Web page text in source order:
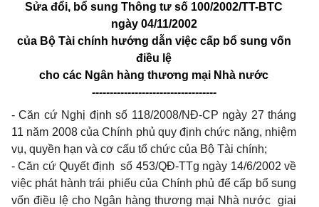
Sửa đổi, bổ sung Thông tư số 100/2002/TT-BTC
ngày 04/11/2002
của Bộ Tài chính hướng dẫn việc cấp bổ sung vốn
điều lệ
cho các Ngân hàng thương mại Nhà nước
-----------------------------------
- Căn cứ Nghị định số 118/2008/NĐ-CP ngày 27 tháng
11 năm 2008 của Chính phủ quy định chức năng, nhiệm
vụ, quyền hạn và cơ cấu tổ chức của Bộ Tài chính;
- Căn cứ Quyết định số 453/QĐ-TTg ngày 14/6/2002 về
việc phát hành trái phiếu của Chính phủ để cấp bổ sung
vốn điều lệ cho Ngân hàng thương mại Nhà nước giai